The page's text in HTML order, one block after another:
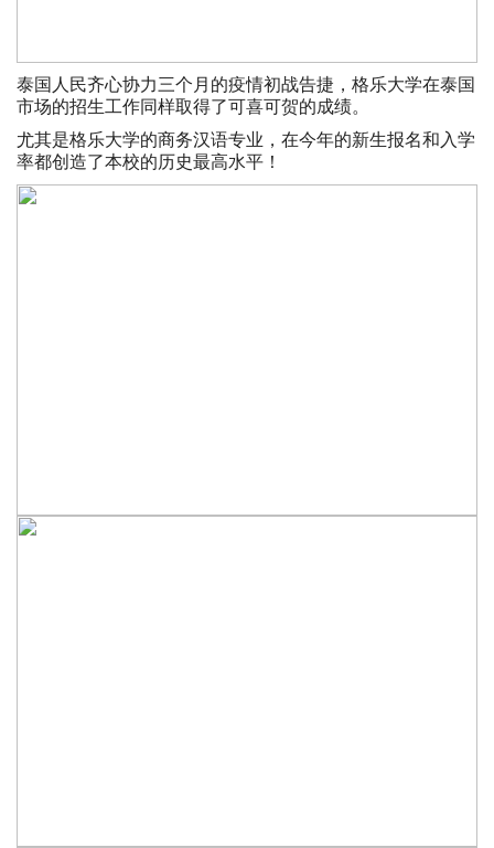
泰国人民齐心协力三个月的疫情初战告捷，格乐大学在泰国
市场的招生工作同样取得了可喜可贺的成绩。
尤其是格乐大学的商务汉语专业，在今年的新生报名和入学
率都创造了本校的历史最高水平！